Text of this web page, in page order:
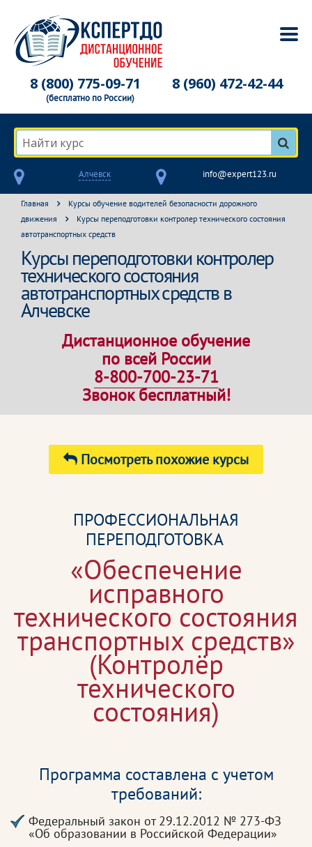
8 (800) 775-09-71
(бесплатно по России)
8 (960) 472-42-44
Найти курс
Алчевск info@expert123.ru
Главная
Курсы обучение водителей безопасности дорожного
движения
Курсы переподготовки контролер технического состояния
автотранспортных средств
Курсы переподготовки контролер
технического состояния
автотранспортных средств в
Алчевске
Дистанционное обучение
по всей России
8-800-700-23-71
Звонок бесплатный!
Посмотреть похожие курсы
ПРОФЕССИОНАЛЬНАЯ
ПЕРЕПОДГОТОВКА
«Обеспечение
исправного
технического состояния
транспортных средств»
(Контролёр
технического
состояния)
Программа составлена с учетом
требований:
Федеральный закон от 29.12.2012 № 273-ФЗ
«Об образовании в Российской Федерации»